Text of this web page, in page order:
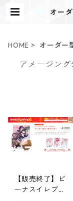
オー
HOME オーダー
アメージン
【販売終了】ビ
ーナスイレブン